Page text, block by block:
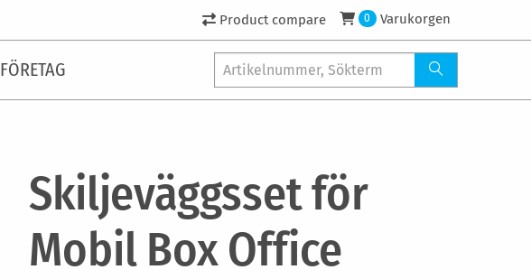
Product compare 0 Varukorgen
FÖRETAG
Skiljeväggsset för
Mobil Box Office